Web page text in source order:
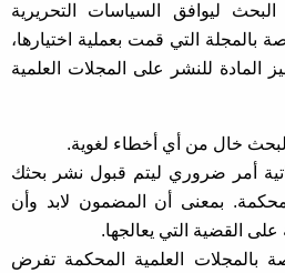
ليوافق السياسات التحريرية
بالمجلة التي قمت بعملية اختيارها،
المادة للنشر على المجلات العلمية
خال من أي أخطاء لغوية.
أمر ضروري ليتم قبول نشر بحثك
بمعنى أن المضمون لابد وأن
على القضية التي يعالجها.
بالمجلات العلمية المحكمة تفرض